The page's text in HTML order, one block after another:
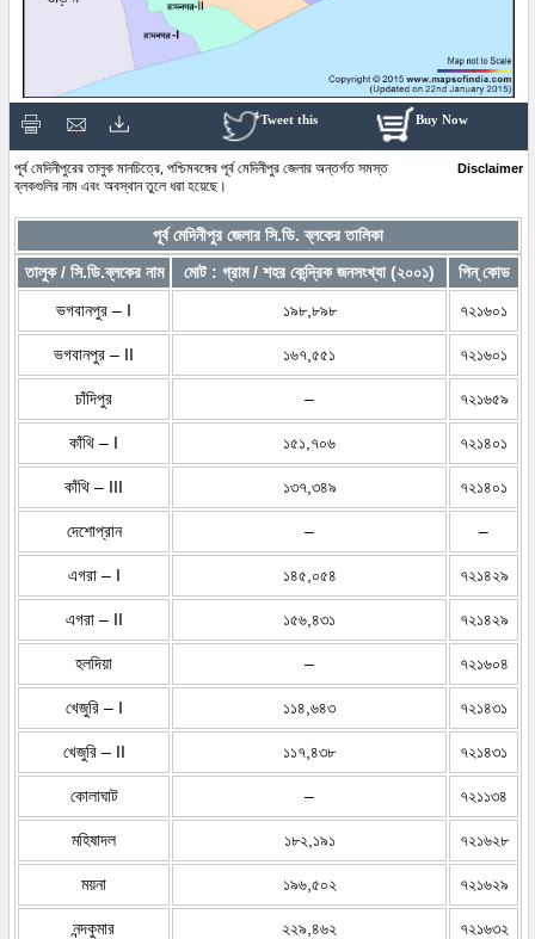
Buy Now
Tweet this
পূর্ব মেদিনীপুরের তালুক মানচিত্রে, পশ্চিমবঙ্গের পূর্ব মেদিনীপুর জেলার অন্তর্গত সমস্ত
ব্লকগুলির নাম এবং অবস্থান তুলে ধরা হয়েছে।
Disclaimer
পূর্ব মেদিনীপুর জেলার সি.ডি. ব্লকের তালিকা
তালুক / সি.ডি.ব্লকের নাম
মোট : গ্রাম / শহর কেন্দ্রিক জনসংখ্যা (২০০১)
পিন্ কোড
ভগবানপুর – I
১৯৮,৮৯৮ ৭২১৬০১
ভগবানপুর – II ১৬৭,৫৫১ ৭২১৬০১
চাঁদিপুর – ৭২১৬৫৯
কাঁথি – I ১৫১,৭০৬ ৭২১৪০১
কাঁথি – III ১৩৭,৩৪৯ ৭২১৪০১
দেশোপ্রান – –
এগরা – I ১৪৫,০৫৪ ৭২১৪২৯
এগরা – II ১৫৬,৪৩১ ৭২১৪২৯
হলদিয়া – ৭২১৬০৪
খেজুরি – I ১১৪,৬৪৩ ৭২১৪৩১
খেজুরি – II ১১৭,৪৩৮ ৭২১৪৩১
কোলাঘাট – ৭২১১৩৪
মহিষাদল ১৮২,১৯১ ৭২১৬২৮
ময়না ১৯৬,৫০২ ৭২১৬২৯
নন্দকুমার ২২৯,৪৬২ ৭২১৬৩২